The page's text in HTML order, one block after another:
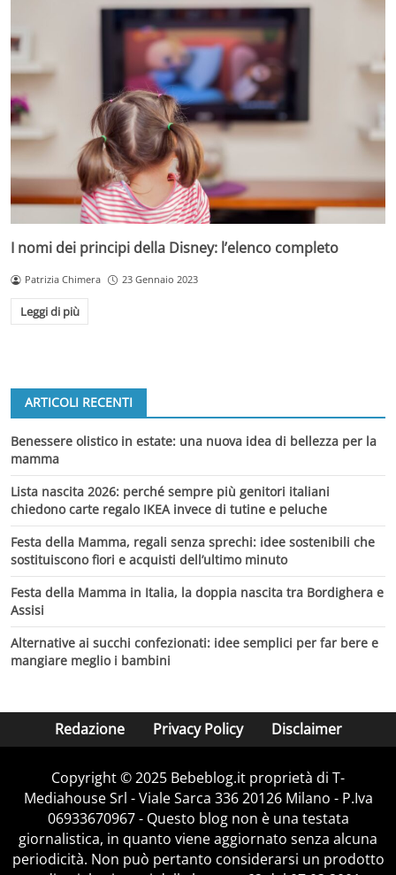
I nomi dei principi della Disney: l’elenco completo
Patrizia Chimera 23 Gennaio 2023
Leggi di più
ARTICOLI RECENTI
Benessere olistico in estate: una nuova idea di bellezza per la
mamma
Lista nascita 2026: perché sempre più genitori italiani
chiedono carte regalo IKEA invece di tutine e peluche
Festa della Mamma, regali senza sprechi: idee sostenibili che
sostituiscono fiori e acquisti dell’ultimo minuto
Festa della Mamma in Italia, la doppia nascita tra Bordighera e
Assisi
Alternative ai succhi confezionati: idee semplici per far bere e
mangiare meglio i bambini
Redazione Privacy Policy Disclaimer
Copyright © 2025 Bebeblog.it proprietà di T-
Mediahouse Srl - Viale Sarca 336 20126 Milano - P.Iva
06933670967 - Questo blog non è una testata
giornalistica, in quanto viene aggiornato senza alcuna
periodicità. Non può pertanto considerarsi un prodotto